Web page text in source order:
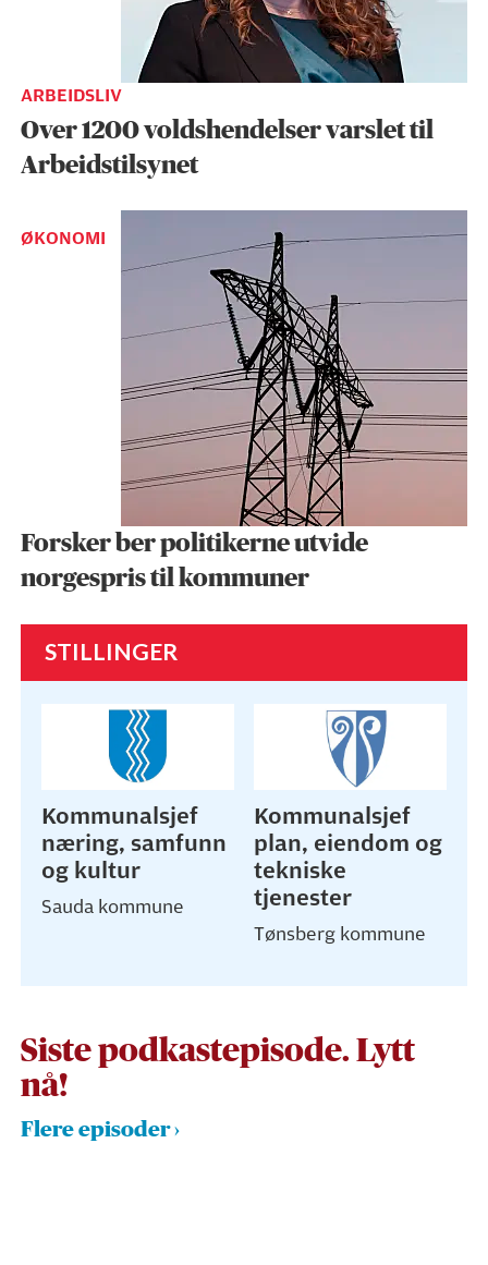
ARBEIDSLIV
Over 1200 voldshendelser varslet til
Arbeidstilsynet
ØKONOMI
Forsker ber politikerne utvide
norgespris til kommuner
STILLINGER
Kommunalsjef
næring, samfunn
og kultur
Sauda kommune
Kommunalsjef
plan, eiendom og
tekniske
tjenester
Tønsberg kommune
Siste podkastepisode. Lytt
nå!
Flere episoder